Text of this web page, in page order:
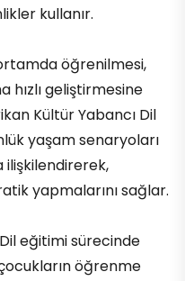
kullanır.
öğrenilmesi,
hızlı geliştirmesine
Kültür Yabancı Dil
yaşam senaryoları
ilişkilendirerek,
yapmalarını sağlar.
eğitimi sürecinde
öğrenme